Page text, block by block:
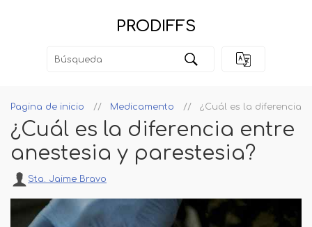
PRODIFFS
Pagina de inicio Medicamento ¿Cuál es la diferencia
¿Cuál es la diferencia entre
anestesia y parestesia?
Sta. Jaime Bravo